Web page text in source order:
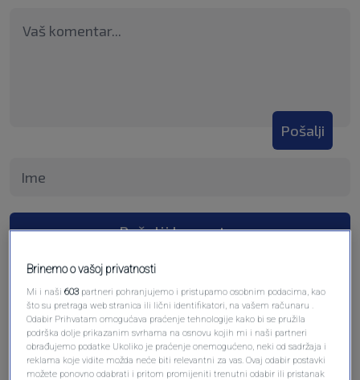
Pošalji
Pošalji komentar
Brinemo o vašoj privatnosti
Mi i naši603 partneri pohranjujemo i pristupamo osobnim podacima, kao
što su pretraga web stranica ili lični identifikatori, na vašem računaru .
Odabir Prihvatam omogućava praćenje tehnologije kako bi se pružila
podrška dolje prikazanim svrhama na osnovu kojih mi i naši partneri
obrađujemo podatke Ukoliko je praćenje onemogućeno, neki od sadržaja i
reklama koje vidite možda neće biti relevantni za vas. Ovaj odabir postavki
možete ponovno odabrati i pritom promijeniti trenutni odabir ili pristanak